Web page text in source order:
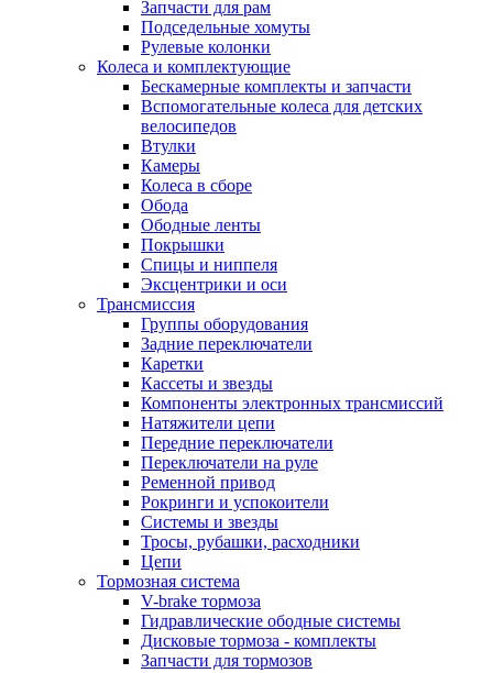
Запчасти для рам
Подседельные хомуты
Рулевые колонки
Колеса и комплектующие
Бескамерные комплекты и запчасти
Вспомогательные колеса для детских
велосипедов
Втулки
Камеры
Колеса в сборе
Обода
Ободные ленты
Покрышки
Спицы и ниппеля
Эксцентрики и оси
Трансмиссия
Группы оборудования
Задние переключатели
Каретки
Кассеты и звезды
Компоненты электронных трансмиссий
Натяжители цепи
Передние переключатели
Переключатели на руле
Ременной привод
Рокринги и успокоители
Системы и звезды
Тросы, рубашки, расходники
Цепи
Тормозная система
V-brake тормоза
Гидравлические ободные системы
Дисковые тормоза - комплекты
Запчасти для тормозов